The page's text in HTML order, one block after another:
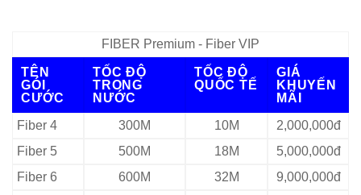
FIBER Premium - Fiber VIP
TÊN
GÓI
CƯỚC
TỐC ĐỘ
TRONG
NƯỚC
TỐC ĐỘ
QUỐC TẾ
GIÁ
KHUYẾN
MÃI
Fiber 4
300M 10M
2,000,000đ
Fiber 5
500M 18M
5,000,000đ
Fiber 6
600M 32M
9,000,000đ